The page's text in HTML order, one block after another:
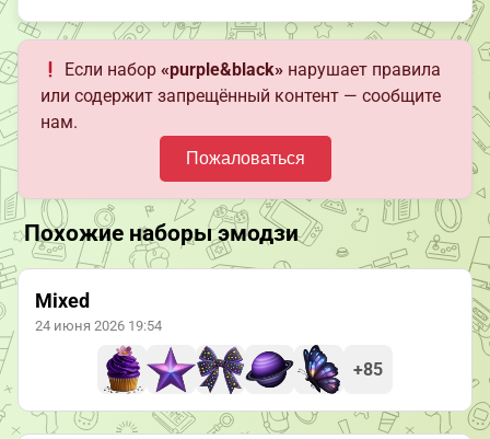
Если набор«purple&black» нарушает правила
или содержит запрещённый контент — сообщите
нам.
Пожаловаться
Похожие наборы эмодзи
Mixed
24 июня 2026 19:54
+85